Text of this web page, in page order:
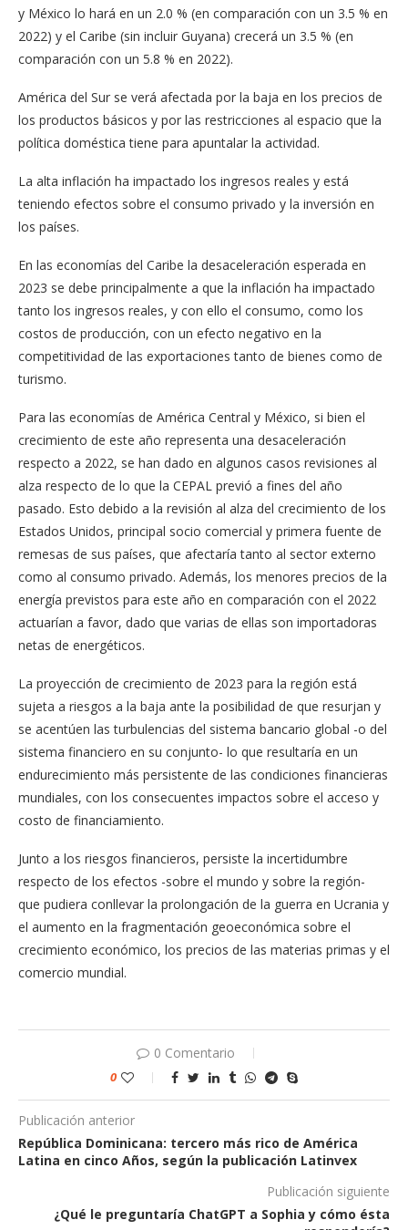
y México lo hará en un 2.0 % (en comparación con un 3.5 % en
2022) y el Caribe (sin incluir Guyana) crecerá un 3.5 % (en
comparación con un 5.8 % en 2022).
América del Sur se verá afectada por la baja en los precios de
los productos básicos y por las restricciones al espacio que la
política doméstica tiene para apuntalar la actividad.
La alta inflación ha impactado los ingresos reales y está
teniendo efectos sobre el consumo privado y la inversión en
los países.
En las economías del Caribe la desaceleración esperada en
2023 se debe principalmente a que la inflación ha impactado
tanto los ingresos reales, y con ello el consumo, como los
costos de producción, con un efecto negativo en la
competitividad de las exportaciones tanto de bienes como de
turismo.
Para las economías de América Central y México, si bien el
crecimiento de este año representa una desaceleración
respecto a 2022, se han dado en algunos casos revisiones al
alza respecto de lo que la CEPAL previó a fines del año
pasado. Esto debido a la revisión al alza del crecimiento de los
Estados Unidos, principal socio comercial y primera fuente de
remesas de sus países, que afectaría tanto al sector externo
como al consumo privado. Además, los menores precios de la
energía previstos para este año en comparación con el 2022
actuarían a favor, dado que varias de ellas son importadoras
netas de energéticos.
La proyección de crecimiento de 2023 para la región está
sujeta a riesgos a la baja ante la posibilidad de que resurjan y
se acentúen las turbulencias del sistema bancario global -o del
sistema financiero en su conjunto- lo que resultaría en un
endurecimiento más persistente de las condiciones financieras
mundiales, con los consecuentes impactos sobre el acceso y
costo de financiamiento.
Junto a los riesgos financieros, persiste la incertidumbre
respecto de los efectos -sobre el mundo y sobre la región-
que pudiera conllevar la prolongación de la guerra en Ucrania y
el aumento en la fragmentación geoeconómica sobre el
crecimiento económico, los precios de las materias primas y el
comercio mundial.
0 Comentario
0
Publicación anterior
República Dominicana: tercero más rico de América
Latina en cinco Años, según la publicación Latinvex
Publicación siguiente
¿Qué le preguntaría ChatGPT a Sophia y cómo ésta